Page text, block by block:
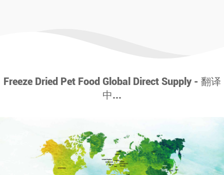
Freeze Dried Pet Food Global Direct Supply - 翻译
中...